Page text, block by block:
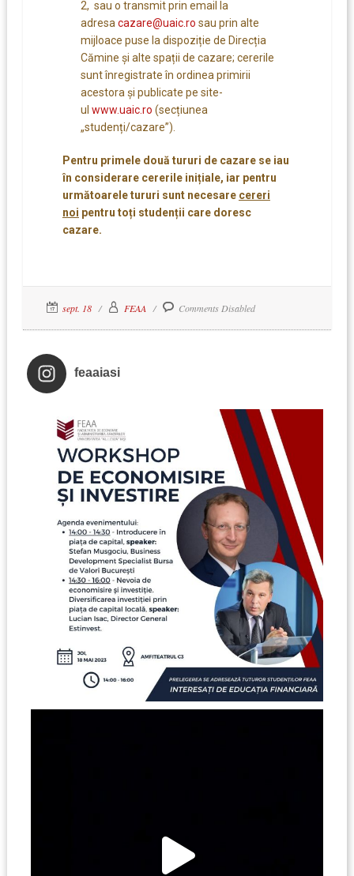
2, sau o transmit prin email la
adresa cazare@uaic.ro sau prin alte
mijloace puse la dispoziție de Direcția
Cămine și alte spații de cazare; cererile
sunt înregistrate în ordinea primirii
acestora și publicate pe site-
ul www.uaic.ro (secțiunea
„studenți/cazare”).
Pentru primele două tururi de cazare se iau
în considerare cererile inițiale, iar pentru
următoarele tururi sunt necesare cereri
noi pentru toți studenții care doresc
cazare.
sept. 18 FEAA Comments Disabled
feaaiasi